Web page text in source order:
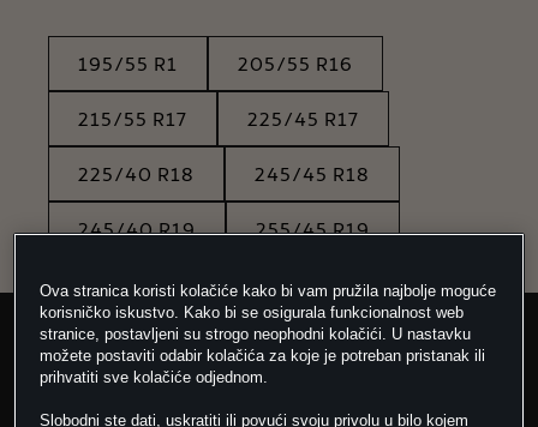
195/55 R1 205/55 R16
215/55 R17 225/45 R17
225/40 R18 245/45 R18
245/40 R19 255/45 R19
SEZONA
Ova stranica koristi kolačiće kako bi vam pružila najbolje moguće
korisničko iskustvo. Kako bi se osigurala funkcionalnost web
stranice, postavljeni su strogo neophodni kolačići. U nastavku
možete postaviti odabir kolačića za koje je potreban pristanak ili
prihvatiti sve kolačiće odjednom.
Slobodni ste dati, uskratiti ili povući svoju privolu u bilo kojem